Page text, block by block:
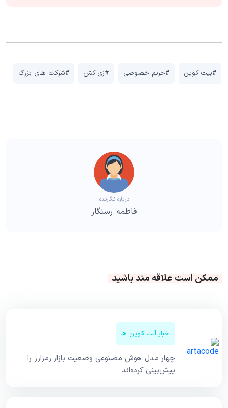
#بیت کوین #حریم خصوصی #زی کش #شرکت های بزرگ
درباره نگارنده
فاطمه رستگار
ممکن است علاقه مند باشید
اخبار آلت کوین ها
چهار مدل هوش مصنوعی وضعیت بازار رمزارز را
پیش‌بینی کرده‌اند